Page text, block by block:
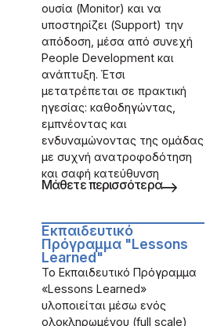
ουσία (Monitor) και να
υποστηρίζει (Support) την
απόδοση, μέσα από συνεχή
People Development και
ανάπτυξη. Έτσι
μετατρέπεται σε πρακτική
ηγεσίας: καθοδηγώντας,
εμπνέοντας και
ενδυναμώνοντας της ομάδας
με συχνή ανατροφοδότηση
και σαφή κατεύθυνση
Μάθετε περισσότερα
Εκπαιδευτικό
Πρόγραμμα "Lessons
Learned"
Το Εκπαιδευτικό Πρόγραμμα
«Lessons Learned»
υλοποιείται μέσω ενός
ολοκληρωμένου (full scale)